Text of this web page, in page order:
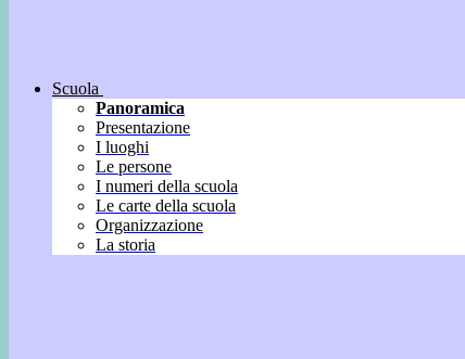
Scuola
Panoramica
Presentazione
I luoghi
Le persone
I numeri della scuola
Le carte della scuola
Organizzazione
La storia